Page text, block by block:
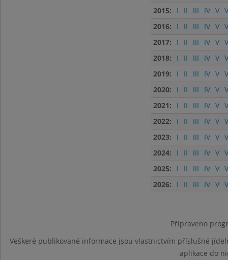
2015:
I II III IV V
2016:
I II III IV V
2017:
I II III IV V
2018:
I II III IV V
2019:
I II III IV V
2020:
I II III IV V
2021:
I II III IV V
2022:
I II III IV V
2023:
I II III IV V
2024:
I II III IV V
2025:
I II III IV V
2026:
I II III IV V
Připraveno
Veškeré publikované informace jsou vlastnictvím příslušné
aplikace do